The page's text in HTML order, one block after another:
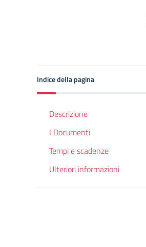
Indice della pagina
Descrizione
I Documenti
Tempi e scadenze
Ulteriori informazioni